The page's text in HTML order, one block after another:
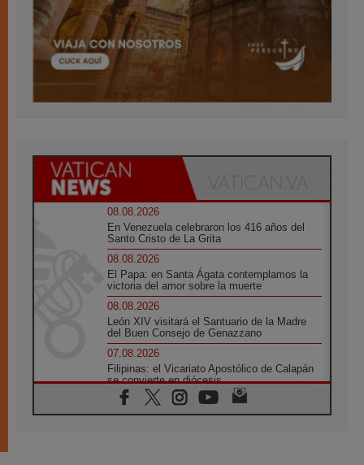
08.08.2026
En Venezuela celebraron los 416 años del
Santo Cristo de La Grita
08.08.2026
El Papa: en Santa Ágata contemplamos la
victoria del amor sobre la muerte
08.08.2026
León XIV visitará el Santuario de la Madre
del Buen Consejo de Genazzano
07.08.2026
Filipinas: el Vicariato Apostólico de Calapán
se convierte en diócesis
07.08.2026
Honduras: Los desplazados invisibles de una